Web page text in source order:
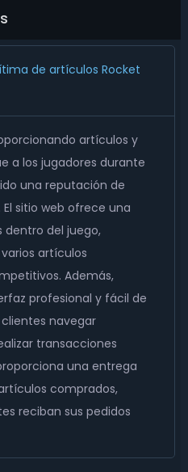
de artículos Rocket
artículos y
a los jugadores durante
una reputación de
sitio web ofrece una
del juego,
artículos
Además,
profesional y fácil de
navegar
transacciones
una entrega
comprados,
reciban sus pedidos